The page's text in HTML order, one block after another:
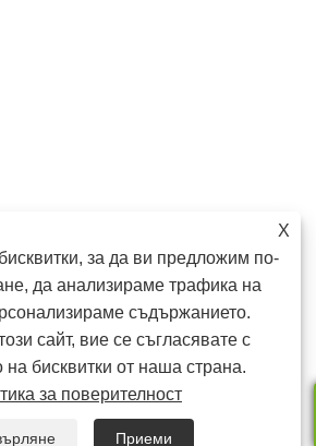
X
за да ви предложим по-
да анализираме трафика на
съдържанието.
сайт, вие се съгласявате с
на бисквитки от наша страна.
за поверителност
Приеми